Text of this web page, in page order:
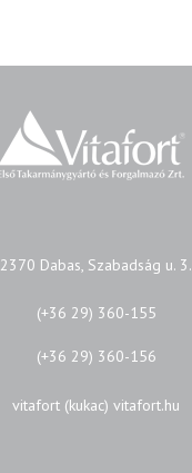
2370 Dabas, Szabadság u. 3.
(+36 29) 360-155
(+36 29) 360-156
vitafort (kukac) vitafort.hu